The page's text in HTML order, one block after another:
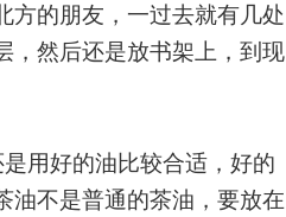
方的朋友，一过去就有几处
，然后还是放书架上，到现
用好的油比较合适，好的
油不是普通的茶油，要放在